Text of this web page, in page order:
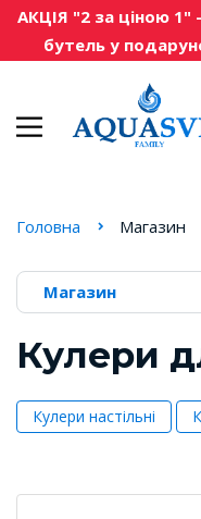
АКЦІЯ "2 за ціною 1"
бутель у
Головна Магазин
Магазин
Кулери
Кулери настільні